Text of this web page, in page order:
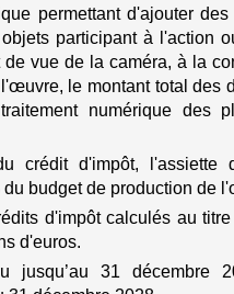
permettant d'ajouter
participant à l'action
vue de la caméra, à la
le montant total des
numérique des
crédit d'impôt, l'assiette
du budget de production de
d'impôt calculés au
d'euros.
jusqu’au 31 décembre